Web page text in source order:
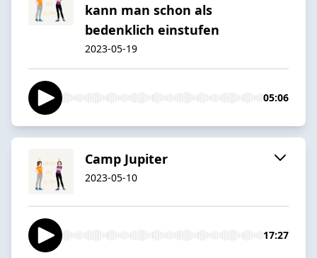
kann man schon als
bedenklich einstufen
2023-05-19
05:06
Camp Jupiter
2023-05-10
17:27